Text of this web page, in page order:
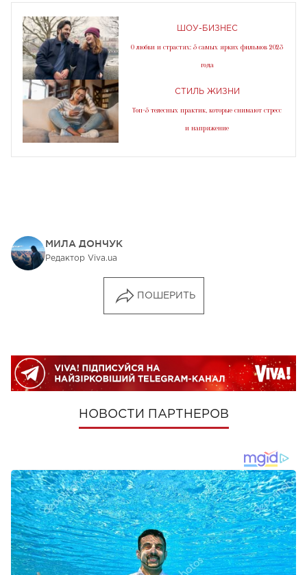
ШОУ-БИЗНЕС
О любви и страстях: 5 самых ярких фильмов 2023
года
СТИЛЬ ЖИЗНИ
Топ-5 телесных практик, которые снимают стресс
и напряжение
МИЛА ДОНЧУК
Редактор Viva.ua
ПОШЕРИТЬ
НОВОСТИ ПАРТНЕРОВ